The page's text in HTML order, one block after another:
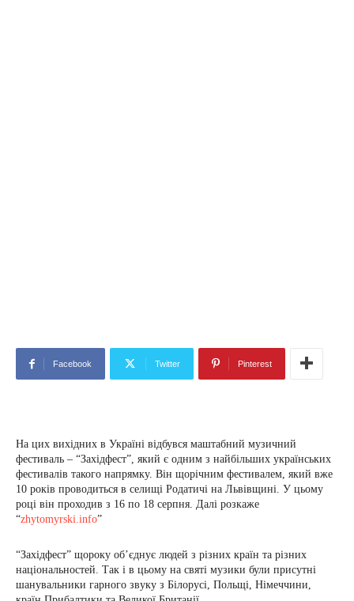
Facebook Twitter Pinterest
На цих вихідних в Україні відбувся маштабний музичний
фестиваль – “Західфест”, який є одним з найбільших українських
фестивалів такого напрямку. Він щорічним фестивалем, який вже
10 років проводиться в селищі Родатичі на Львівщині. У цьому
році він проходив з 16 по 18 серпня. Далі розкаже
“zhytomyrski.info”
“Західфест” щороку об’єднує людей з різних країн та різних
національностей. Так і в цьому на святі музики були присутні
шанувальники гарного звуку з Білорусі, Польщі, Німеччини,